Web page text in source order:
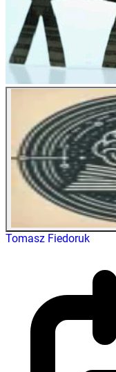
Tomasz Fiedoruk